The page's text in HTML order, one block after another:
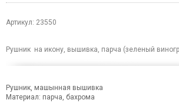
Артикул: 23550
Рушник на икону, вышивка, парча (зеленый
Рушник, машынная вышивка
Материал: парча, бахрома